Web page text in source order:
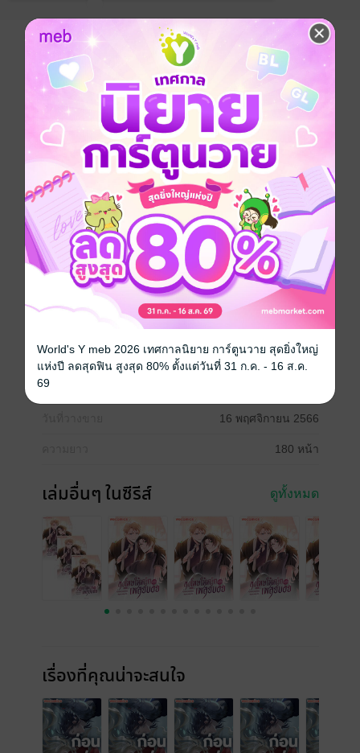
อยากได้ ซื้อเป็นของขวัญ ติดตาม แชร์
จ้าวเซี่ยงไห่คบหากับเซียวเหย่มานานถึง 7 ปี แต่ความรักที่
มีกลับค่อยๆ จืดจางจนกลายเป็นเรื่องน่าเบื่อสำหรับเซียว
เหย่ อีกทั้งเซียวเหย่ยังแอบสนใจในตัวของดาราคนหนึ่ง
เมื่อจ้าวเซี่ยงไห่จับได้ พวกเขาจึงตัดสินใจเลิกกัน แต่ด้วย
นิสัยของจ้าวเซี่ยงไห่ ทำให้เขาพยายามทุกวิถีทางเพื่อที่จะ
เอาชนะเซียวเหย่
ดรามา ตลก โรแมนติก ความรัก
Boy love / Yaoi
ซีรีส์ ลงโทษให้หนัก นักรักเพลย์บอย
ประเภทไฟล์
16 พฤศจิกายน 2566
180 หน้า
เล่มอื่นๆ ในซีรีส์ ดูทั้งหมด
เรื่องที่คุณน่าจะสนใจ
World's Y meb 2026 เทศกาลนิยาย การ์ตูนวาย สุดยิ่งใหญ่
แห่งปี ลดสุดฟิน สูงสุด 80% ตั้งแต่วันที่ 31 ก.ค. - 16 ส.ค.
69